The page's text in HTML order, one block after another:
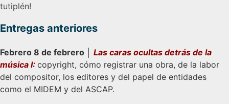
tutiplén!
Entregas anteriores
Febrero 8 de febrero │ Las caras ocultas detrás de la
música I: copyright, cómo registrar una obra, de la labor
del compositor, los editores y del papel de entidades
como el MIDEM y del ASCAP.